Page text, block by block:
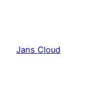
Jans Cloud